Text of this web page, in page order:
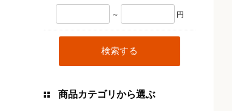
～ 円
商品カテゴリから選ぶ